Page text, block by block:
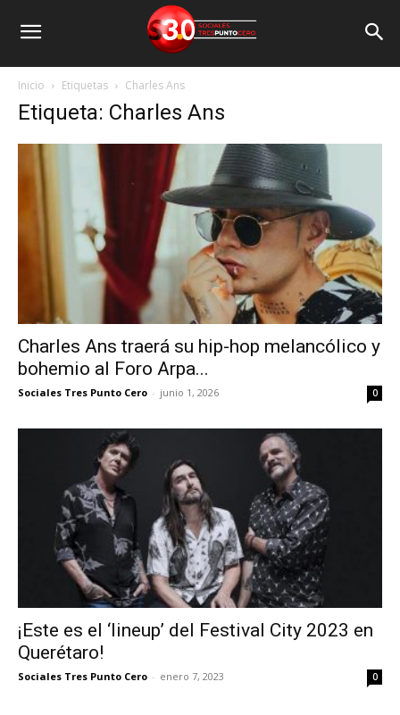
Inicio Etiquetas Charles Ans
Etiqueta: Charles Ans
Charles Ans traerá su hip-hop melancólico y
bohemio al Foro Arpa...
Sociales Tres Punto Cero - junio 1, 2026 0
¡Este es el ‘lineup’ del Festival City 2023 en
Querétaro!
Sociales Tres Punto Cero - enero 7, 2023 0